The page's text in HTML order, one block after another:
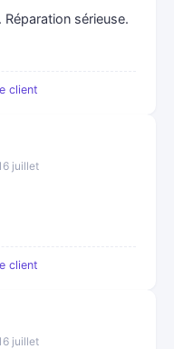
sérieuse.
client
juillet
client
juillet